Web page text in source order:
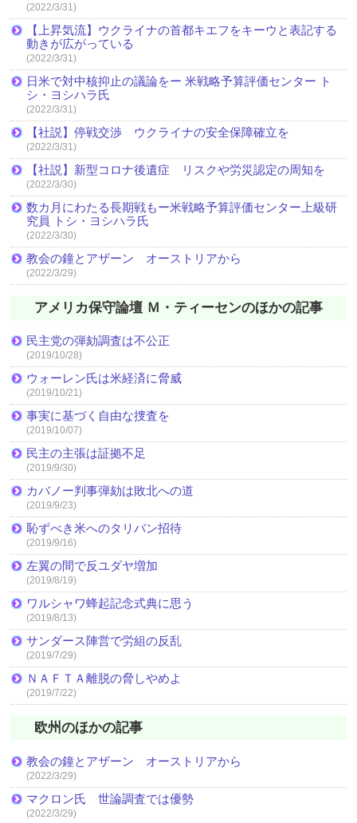
(2022/3/31)
【上昇気流】ウクライナの首都キエフをキーウと表記する
動きが広がっている
(2022/3/31)
日米で対中核抑止の議論をー 米戦略予算評価センター ト
シ・ヨシハラ氏
(2022/3/31)
【社説】停戦交渉 ウクライナの安全保障確立を
(2022/3/31)
【社説】新型コロナ後遺症 リスクや労災認定の周知を
(2022/3/30)
数カ月にわたる長期戦もー米戦略予算評価センター上級研
究員 トシ・ヨシハラ氏
(2022/3/30)
教会の鐘とアザーン オーストリアから
(2022/3/29)
アメリカ保守論壇 Ｍ・ティーセンのほかの記事
民主党の弾劾調査は不公正
(2019/10/28)
ウォーレン氏は米経済に脅威
(2019/10/21)
事実に基づく自由な捜査を
(2019/10/07)
民主の主張は証拠不足
(2019/9/30)
カバノー判事弾劾は敗北への道
(2019/9/23)
恥ずべき米へのタリバン招待
(2019/9/16)
左翼の間で反ユダヤ増加
(2019/8/19)
ワルシャワ蜂起記念式典に思う
(2019/8/13)
サンダース陣営で労組の反乱
(2019/7/29)
ＮＡＦＴＡ離脱の脅しやめよ
(2019/7/22)
欧州のほかの記事
教会の鐘とアザーン オーストリアから
(2022/3/29)
マクロン氏 世論調査では優勢
(2022/3/29)